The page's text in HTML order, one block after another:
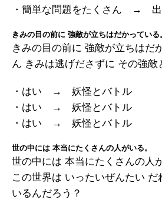
・簡単な問題をたくさん → 出
きみの目の前に 強敵が立ちはだかっている
きみの目の前に 強敵が立ちはだ
ん きみは逃げださずに その強敵
・はい → 妖怪とバトル
・はい → 妖怪とバトル
・はい → 妖怪とバトル
世の中には 本当にたくさんの人がいる。
世の中には 本当にたくさんの人
この世界は いったいぜんたい だ
いるんだろう？